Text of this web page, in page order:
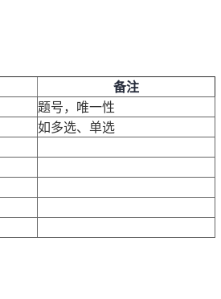
备注
题号，唯一性
如多选、单选